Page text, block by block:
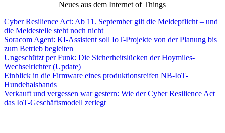
Neues aus dem Internet of Things
Cyber Resilience Act: Ab 11. September gilt die Meldepflicht – und
die Meldestelle steht noch nicht
Soracom Agent: KI-Assistent soll IoT-Projekte von der Planung bis
zum Betrieb begleiten
Ungeschützt per Funk: Die Sicherheitslücken der Hoymiles-
Wechselrichter (Update)
Einblick in die Firmware eines produktionsreifen NB-IoT-
Hundehalsbands
Verkauft und vergessen war gestern: Wie der Cyber Resilience Act
das IoT-Geschäftsmodell zerlegt